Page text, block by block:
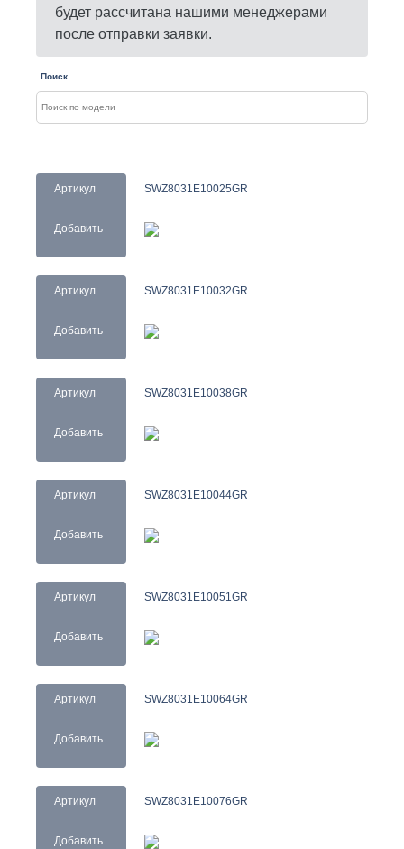
будет рассчитана нашими менеджерами
после отправки заявки.
Поиск
Артикул
Добавить
SWZ8031E10025GR
Артикул
Добавить
SWZ8031E10032GR
Артикул
Добавить
SWZ8031E10038GR
Артикул
Добавить
SWZ8031E10044GR
Артикул
Добавить
SWZ8031E10051GR
Артикул
Добавить
SWZ8031E10064GR
Артикул
Добавить
SWZ8031E10076GR